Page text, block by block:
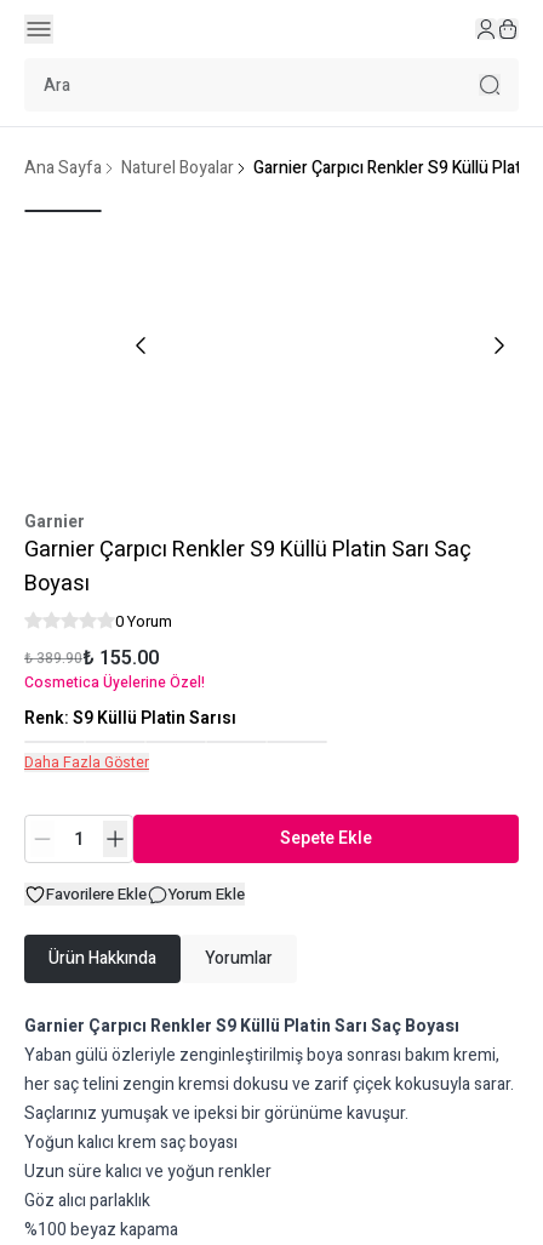
Ana Sayfa Naturel Boyalar Garnier Çarpıcı Renkler S9 Küllü Platin
Garnier
Garnier Çarpıcı Renkler S9 Küllü Platin Sarı Saç
Boyası
0 Yorum
₺ 389.90₺ 155.00
Cosmetica Üyelerine Özel!
Renk:S9 Küllü Platin Sarısı
Daha Fazla Göster
Sepete Ekle
Favorilere Ekle Yorum Ekle
Ürün Hakkında Yorumlar
Garnier Çarpıcı Renkler S9 Küllü Platin Sarı Saç Boyası
Yaban gülü özleriyle zenginleştirilmiş boya sonrası bakım kremi,
her saç telini zengin kremsi dokusu ve zarif çiçek kokusuyla sarar.
Saçlarınız yumuşak ve ipeksi bir görünüme kavuşur.
Yoğun kalıcı krem saç boyası
Uzun süre kalıcı ve yoğun renkler
Göz alıcı parlaklık
%100 beyaz kapama